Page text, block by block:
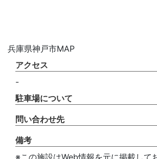
兵庫県神戸市MAP
アクセス
-
駐車場について
問い合わせ先
備考
※この施設はWeb情報を元に掲載して